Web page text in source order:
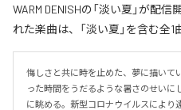
WARM DENISHの「淡い夏」が配
れた楽曲は、「淡い夏」を含む全1
悔しさと共に時を止めた、夢に描いて
った時間をうだるような暑さのせいに
に眺める。新型コロナウイルスにより